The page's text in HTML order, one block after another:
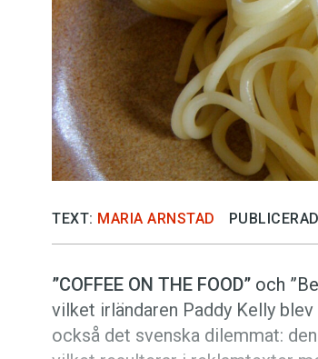
TEXT: MARIA ARNSTAD
”COFFEE ON THE FOOD” och
vilket irländaren Paddy Kelly
också det svenska dilemmat: